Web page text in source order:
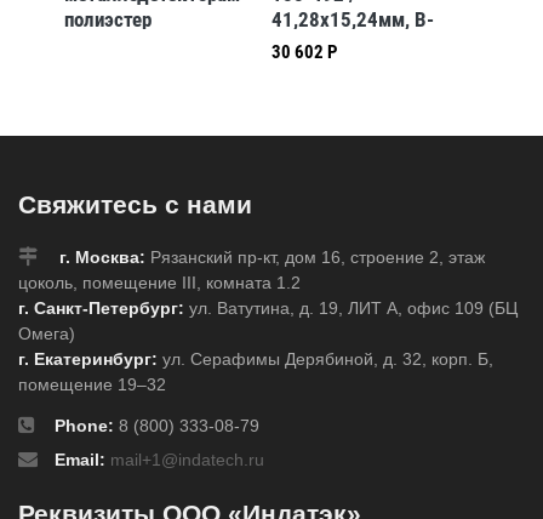
полиэстер
41,28x15,24мм, B-
492
30 602 Р
Свяжитесь с нами
г. Москва: Рязанский пр-кт, дом 16, строение 2, этаж
цоколь, помещение III, комната 1.2
г. Санкт-Петербург: ул. Ватутина, д. 19, ЛИТ А, офис 109 (БЦ
Омега)
г. Екатеринбург: ул. Серафимы Дерябиной, д. 32, корп. Б,
помещение 19–32
Phone: 8 (800) 333-08-79
Email: mail+1@indatech.ru